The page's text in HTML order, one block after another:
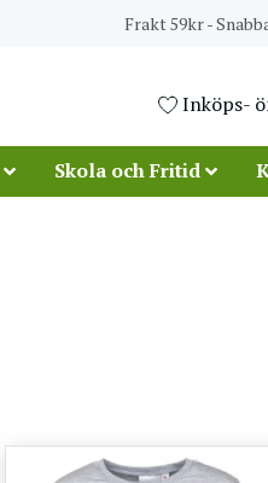
Frakt 59kr -
Inköps-
Skola och Fritid